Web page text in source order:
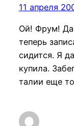
11 апреля
Ой! Фрум! Да
теперь
сидится. Я
купила.
талии еще